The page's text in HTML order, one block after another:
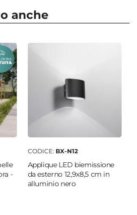
anche
-
CODICE: BX-N12
Applique LED biemissione
da esterno 12,9x8,5 cm in
alluminio nero